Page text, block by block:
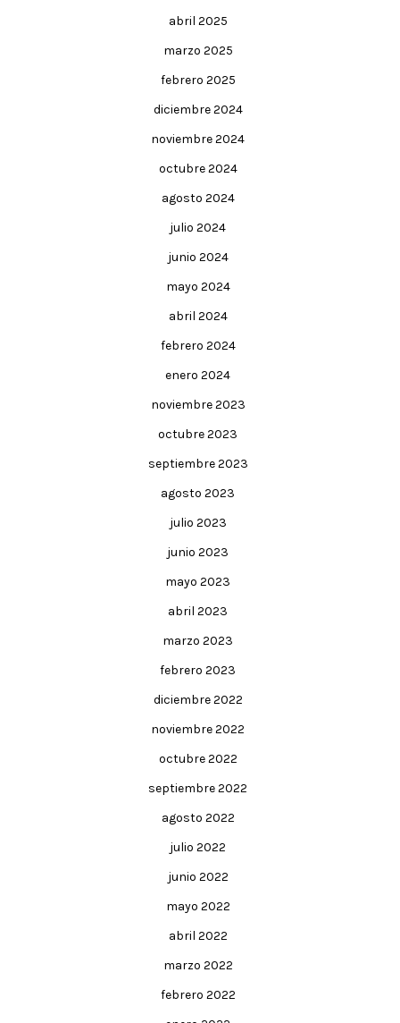
abril 2025
marzo 2025
febrero 2025
diciembre 2024
noviembre 2024
octubre 2024
agosto 2024
julio 2024
junio 2024
mayo 2024
abril 2024
febrero 2024
enero 2024
noviembre 2023
octubre 2023
septiembre 2023
agosto 2023
julio 2023
junio 2023
mayo 2023
abril 2023
marzo 2023
febrero 2023
diciembre 2022
noviembre 2022
octubre 2022
septiembre 2022
agosto 2022
julio 2022
junio 2022
mayo 2022
abril 2022
marzo 2022
febrero 2022